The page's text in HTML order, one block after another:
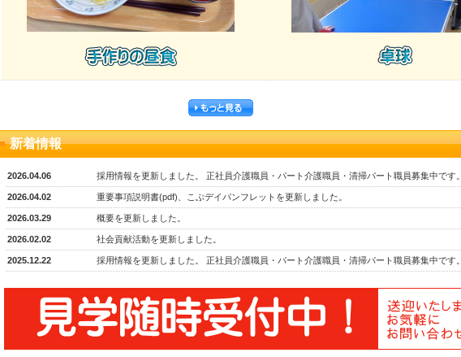
新着情報
2026.04.06 採用情報を更新しました。 正社員介護職員・パート介護職員・清掃パート職員募集中です。
2026.04.02 重要事項説明書(pdf)、こぶデイパンフレットを更新しました。
2026.03.29 概要を更新しました。
2026.02.02 社会貢献活動を更新しました。
2025.12.22 採用情報を更新しました。 正社員介護職員・パート介護職員・清掃パート職員募集中です。